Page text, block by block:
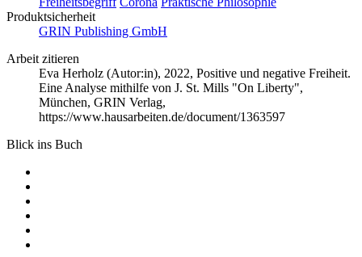
Produktsicherheit
GRIN Publishing GmbH
Arbeit zitieren
Eva Herholz (Autor:in), 2022, Positive und negative Freiheit.
Eine Analyse mithilfe von J. St. Mills "On Liberty",
München, GRIN Verlag,
https://www.hausarbeiten.de/document/1363597
Blick ins Buch